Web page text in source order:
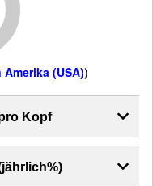
(USA))
Kopf